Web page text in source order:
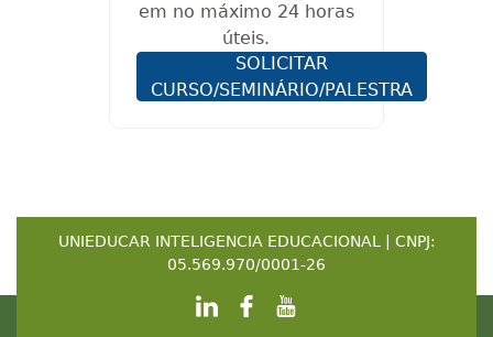
em no máximo 24 horas
úteis.
SOLICITAR
CURSO/SEMINÁRIO/PALESTRA
UNIEDUCAR INTELIGENCIA EDUCACIONAL | CNPJ:
05.569.970/0001-26